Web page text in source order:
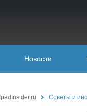
Новости
IpadInsider.ru Советы и